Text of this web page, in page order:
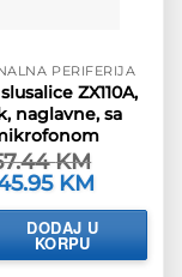
PERIFERIJA
ZX110A,
naglavne, sa
KM
cijena
57.44 KM.
KM
je:
45.95 KM.
DODAJ U
KORPU